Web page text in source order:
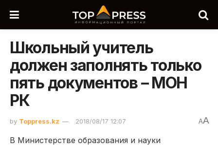
Школьный учитель
должен заполнять только
пять документов – МОН
РК
by Toppress.kz 2018/08/17 12:07 AA
В Министерстве образования и науки